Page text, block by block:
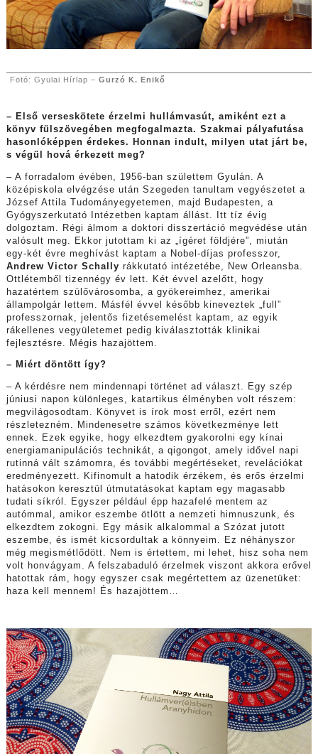
Fotó: Gyulai Hírlap – Gurzó K. Enikő
– Első verseskötete érzelmi hullámvasút, amiként ezt a
könyv fülszövegében megfogalmazta. Szakmai pályafutása
hasonlóképpen érdekes. Honnan indult, milyen utat járt be,
s végül hová érkezett meg?
– A forradalom évében, 1956-ban születtem Gyulán. A
középiskola elvégzése után Szegeden tanultam vegyészetet a
József Attila Tudományegyetemen, majd Budapesten, a
Gyógyszerkutató Intézetben kaptam állást. Itt tíz évig
dolgoztam. Régi álmom a doktori disszertáció megvédése után
valósult meg. Ekkor jutottam ki az „ígéret földjére”, miután
egy-két évre meghívást kaptam a Nobel-díjas professzor,
Andrew Victor Schally rákkutató intézetébe, New Orleansba.
Ottlétemből tizennégy év lett. Két évvel azelőtt, hogy
hazatértem szülővárosomba, a gyökereimhez, amerikai
állampolgár lettem. Másfél évvel később kineveztek „full”
professzornak, jelentős fizetésemelést kaptam, az egyik
rákellenes vegyületemet pedig kiválasztották klinikai
fejlesztésre. Mégis hazajöttem.
– Miért döntött így?
– A kérdésre nem mindennapi történet ad választ. Egy szép
júniusi napon különleges, katartikus élményben volt részem:
megvilágosodtam. Könyvet is írok most erről, ezért nem
részletezném. Mindenesetre számos következménye lett
ennek. Ezek egyike, hogy elkezdtem gyakorolni egy kínai
energiamanipulációs technikát, a qigongot, amely idővel napi
rutinná vált számomra, és további megértéseket, revelációkat
eredményezett. Kifinomult a hatodik érzékem, és erős érzelmi
hatásokon keresztül útmutatásokat kaptam egy magasabb
tudati síkról. Egyszer például épp hazafelé mentem az
autómmal, amikor eszembe ötlött a nemzeti himnuszunk, és
elkezdtem zokogni. Egy másik alkalommal a Szózat jutott
eszembe, és ismét kicsordultak a könnyeim. Ez néhányszor
még megismétlődött. Nem is értettem, mi lehet, hisz soha nem
volt honvágyam. A felszabaduló érzelmek viszont akkora erővel
hatottak rám, hogy egyszer csak megértettem az üzenetüket:
haza kell mennem! És hazajöttem…